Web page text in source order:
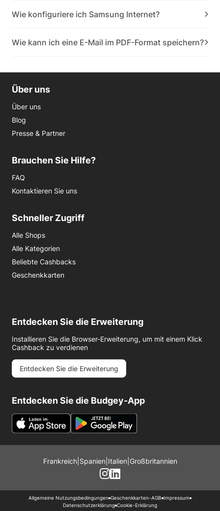
Wie konfiguriere ich Samsung Internet?
Wie kann ich eine E-Mail im PDF-Format speichern?
Über uns
Über uns
Blog
Presse & Partner
Brauchen Sie Hilfe?
FAQ
Kontaktieren Sie uns
Schneller Zugriff
Alle Shops
Alle Kategorien
Beliebte Cashbacks
Geschenkkarten
Entdecken Sie die Erweiterung
Installieren Sie die Browser-Erweiterung, um mit einem Klick
Cashback zu verdienen
Entdecken Sie die Erweiterung
Entdecken Sie die Budgey-App
Frankreich| Spanien Italien Großbritannien
Allgemeine Nutzungsbedingungen Geschenkkarten-AGB Impressum
Datenschutzerklärung Cookie-Erklärung